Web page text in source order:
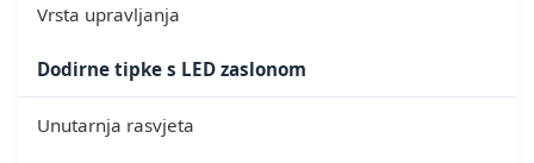
Vrsta upravljanja
Dodirne tipke s LED zaslonom
Unutarnja rasvjeta